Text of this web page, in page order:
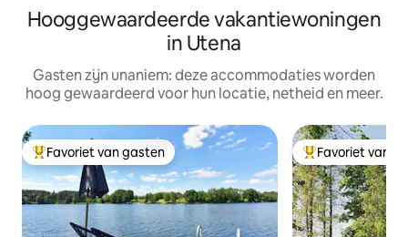
Hooggewaardeerde vakantiewoningen
in Utena
Gasten zijn unaniem: deze accommodaties worden
hoog gewaardeerd voor hun locatie, netheid en meer.
Topfavoriet van gasten
Favoriet van gasten Topfavoriet van
Favoriet van